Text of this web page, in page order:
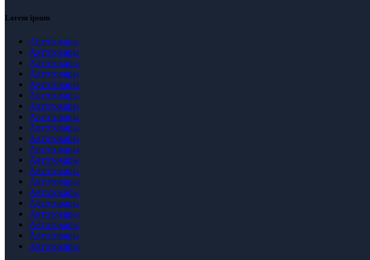
Lorem ipsum
Автотовары
Автотовары
Автотовары
Автотовары
Автотовары
Автотовары
Автотовары
Автотовары
Автотовары
Автотовары
Автотовары
Автотовары
Автотовары
Автотовары
Автотовары
Автотовары
Автотовары
Автотовары
Автотовары
Автотовары